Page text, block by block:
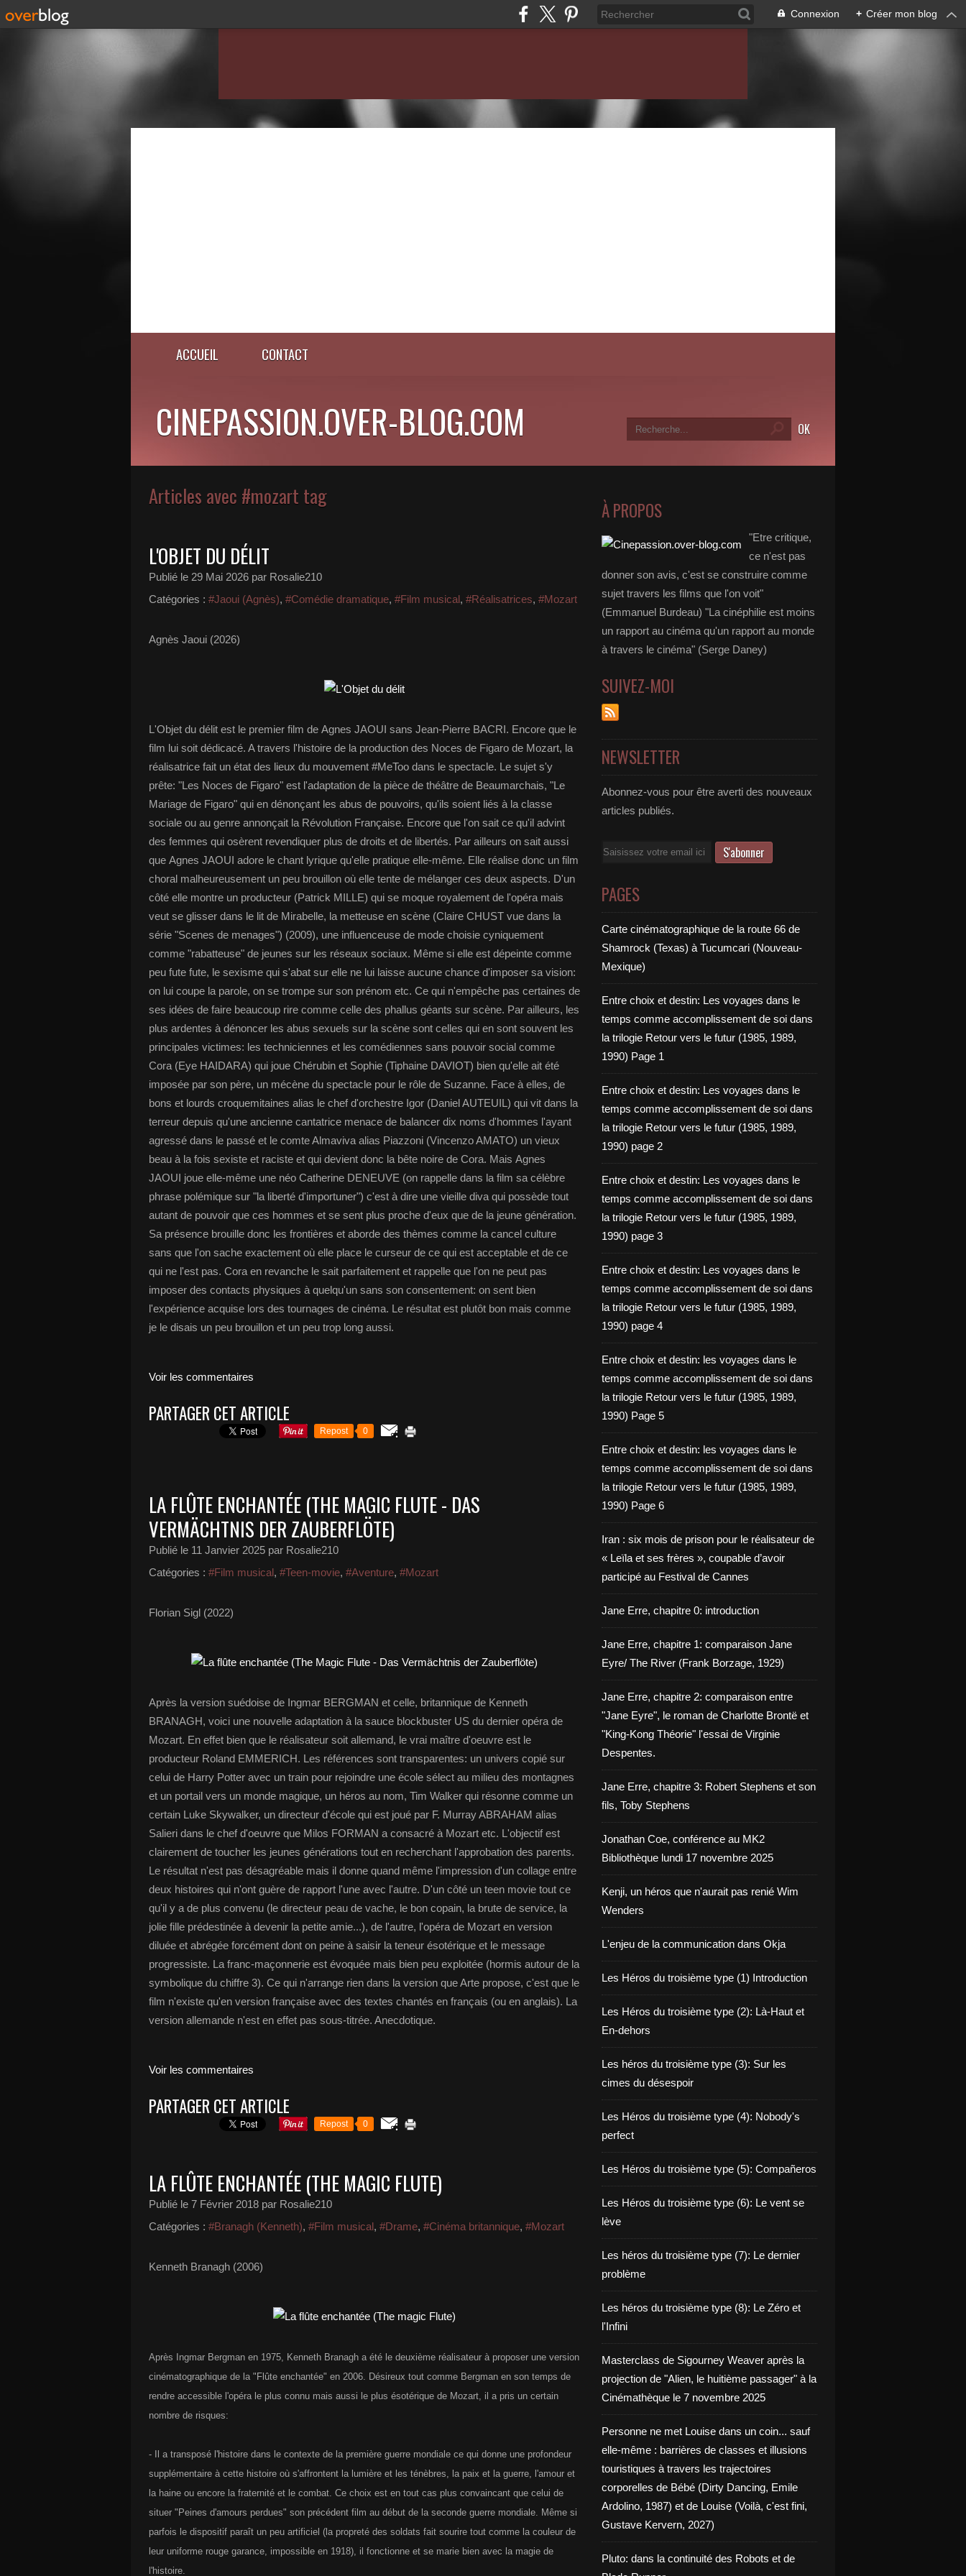
Connexion + Créer mon blog
ACCUEIL CONTACT
CINEPASSION.OVER-BLOG.COM
Articles avec #mozart tag
L'OBJET DU DÉLIT
Publié le 29 Mai 2026 par Rosalie210
Catégories : #Jaoui (Agnès), #Comédie dramatique, #Film musical, #Réalisatrices, #Mozart
Agnès Jaoui (2026)
L'Objet du délit est le premier film de Agnes JAOUI sans Jean-Pierre BACRI. Encore que le
film lui soit dédicacé. A travers l'histoire de la production des Noces de Figaro de Mozart, la
réalisatrice fait un état des lieux du mouvement #MeToo dans le spectacle. Le sujet s'y
prête: "Les Noces de Figaro" est l'adaptation de la pièce de théâtre de Beaumarchais, "Le
Mariage de Figaro" qui en dénonçant les abus de pouvoirs, qu'ils soient liés à la classe
sociale ou au genre annonçait la Révolution Française. Encore que l'on sait ce qu'il advint
des femmes qui osèrent revendiquer plus de droits et de libertés. Par ailleurs on sait aussi
que Agnes JAOUI adore le chant lyrique qu'elle pratique elle-même. Elle réalise donc un film
choral malheureusement un peu brouillon où elle tente de mélanger ces deux aspects. D'un
côté elle montre un producteur (Patrick MILLE) qui se moque royalement de l'opéra mais
veut se glisser dans le lit de Mirabelle, la metteuse en scène (Claire CHUST vue dans la
série "Scenes de menages") (2009), une influenceuse de mode choisie cyniquement
comme "rabatteuse" de jeunes sur les réseaux sociaux. Même si elle est dépeinte comme
peu fute fute, le sexisme qui s'abat sur elle ne lui laisse aucune chance d'imposer sa vision:
on lui coupe la parole, on se trompe sur son prénom etc. Ce qui n'empêche pas certaines de
ses idées de faire beaucoup rire comme celle des phallus géants sur scène. Par ailleurs, les
plus ardentes à dénoncer les abus sexuels sur la scène sont celles qui en sont souvent les
principales victimes: les techniciennes et les comédiennes sans pouvoir social comme
Cora (Eye HAIDARA) qui joue Chérubin et Sophie (Tiphaine DAVIOT) bien qu'elle ait été
imposée par son père, un mécène du spectacle pour le rôle de Suzanne. Face à elles, de
bons et lourds croquemitaines alias le chef d'orchestre Igor (Daniel AUTEUIL) qui vit dans la
terreur depuis qu'une ancienne cantatrice menace de balancer dix noms d'hommes l'ayant
agressé dans le passé et le comte Almaviva alias Piazzoni (Vincenzo AMATO) un vieux
beau à la fois sexiste et raciste et qui devient donc la bête noire de Cora. Mais Agnes
JAOUI joue elle-même une néo Catherine DENEUVE (on rappelle dans la film sa célèbre
phrase polémique sur "la liberté d'importuner") c'est à dire une vieille diva qui possède tout
autant de pouvoir que ces hommes et se sent plus proche d'eux que de la jeune génération.
Sa présence brouille donc les frontières et aborde des thèmes comme la cancel culture
sans que l'on sache exactement où elle place le curseur de ce qui est acceptable et de ce
qui ne l'est pas. Cora en revanche le sait parfaitement et rappelle que l'on ne peut pas
imposer des contacts physiques à quelqu'un sans son consentement: on sent bien
l'expérience acquise lors des tournages de cinéma. Le résultat est plutôt bon mais comme
je le disais un peu brouillon et un peu trop long aussi.
Voir les commentaires
PARTAGER CET ARTICLE
Repost 0
LA FLÛTE ENCHANTÉE (THE MAGIC FLUTE - DAS
VERMÄCHTNIS DER ZAUBERFLÖTE)
Publié le 11 Janvier 2025 par Rosalie210
Catégories : #Film musical, #Teen-movie, #Aventure, #Mozart
Florian Sigl (2022)
Après la version suédoise de Ingmar BERGMAN et celle, britannique de Kenneth
BRANAGH, voici une nouvelle adaptation à la sauce blockbuster US du dernier opéra de
Mozart. En effet bien que le réalisateur soit allemand, le vrai maître d'oeuvre est le
producteur Roland EMMERICH. Les références sont transparentes: un univers copié sur
celui de Harry Potter avec un train pour rejoindre une école sélect au milieu des montagnes
et un portail vers un monde magique, un héros au nom, Tim Walker qui résonne comme un
certain Luke Skywalker, un directeur d'école qui est joué par F. Murray ABRAHAM alias
Salieri dans le chef d'oeuvre que Milos FORMAN a consacré à Mozart etc. L'objectif est
clairement de toucher les jeunes générations tout en recherchant l'approbation des parents.
Le résultat n'est pas désagréable mais il donne quand même l'impression d'un collage entre
deux histoires qui n'ont guère de rapport l'une avec l'autre. D'un côté un teen movie tout ce
qu'il y a de plus convenu (le directeur peau de vache, le bon copain, la brute de service, la
jolie fille prédestinée à devenir la petite amie...), de l'autre, l'opéra de Mozart en version
diluée et abrégée forcément dont on peine à saisir la teneur ésotérique et le message
progressiste. La franc-maçonnerie est évoquée mais bien peu exploitée (hormis autour de la
symbolique du chiffre 3). Ce qui n'arrange rien dans la version que Arte propose, c'est que le
film n'existe qu'en version française avec des textes chantés en français (ou en anglais). La
version allemande n'est en effet pas sous-titrée. Anecdotique.
Voir les commentaires
PARTAGER CET ARTICLE
Repost 0
LA FLÛTE ENCHANTÉE (THE MAGIC FLUTE)
Publié le 7 Février 2018 par Rosalie210
Catégories : #Branagh (Kenneth), #Film musical, #Drame, #Cinéma britannique, #Mozart
Kenneth Branagh (2006)
Après Ingmar Bergman en 1975, Kenneth Branagh a été le deuxième réalisateur à proposer une version
cinématographique de la "Flûte enchantée" en 2006. Désireux tout comme Bergman en son temps de
rendre accessible l'opéra le plus connu mais aussi le plus ésotérique de Mozart, il a pris un certain
nombre de risques:
- Il a transposé l'histoire dans le contexte de la première guerre mondiale ce qui donne une profondeur
supplémentaire à cette histoire où s'affrontent la lumière et les ténèbres, la paix et la guerre, l'amour et
la haine ou encore la fraternité et le combat. Ce choix est en tout cas plus convaincant que celui de
situer "Peines d'amours perdues" son précédent film au début de la seconde guerre mondiale. Même si
parfois le dispositif paraît un peu artificiel (la propreté des soldats fait sourire tout comme la couleur de
leur uniforme rouge garance, impossible en 1918), il fonctionne et se marie bien avec la magie de
l'histoire.
À PROPOS
"Etre critique,
ce n'est pas
donner son avis, c'est se construire comme
sujet travers les films que l'on voit"
(Emmanuel Burdeau) "La cinéphilie est moins
un rapport au cinéma qu'un rapport au monde
à travers le cinéma" (Serge Daney)
SUIVEZ-MOI
NEWSLETTER
Abonnez-vous pour être averti des nouveaux
articles publiés.
Email
PAGES
Carte cinématographique de la route 66 de
Shamrock (Texas) à Tucumcari (Nouveau-
Mexique)
Entre choix et destin: Les voyages dans le
temps comme accomplissement de soi dans
la trilogie Retour vers le futur (1985, 1989,
1990) Page 1
Entre choix et destin: Les voyages dans le
temps comme accomplissement de soi dans
la trilogie Retour vers le futur (1985, 1989,
1990) page 2
Entre choix et destin: Les voyages dans le
temps comme accomplissement de soi dans
la trilogie Retour vers le futur (1985, 1989,
1990) page 3
Entre choix et destin: Les voyages dans le
temps comme accomplissement de soi dans
la trilogie Retour vers le futur (1985, 1989,
1990) page 4
Entre choix et destin: les voyages dans le
temps comme accomplissement de soi dans
la trilogie Retour vers le futur (1985, 1989,
1990) Page 5
Entre choix et destin: les voyages dans le
temps comme accomplissement de soi dans
la trilogie Retour vers le futur (1985, 1989,
1990) Page 6
Iran : six mois de prison pour le réalisateur de
« Leïla et ses frères », coupable d’avoir
participé au Festival de Cannes
Jane Erre, chapitre 0: introduction
Jane Erre, chapitre 1: comparaison Jane
Eyre/ The River (Frank Borzage, 1929)
Jane Erre, chapitre 2: comparaison entre
"Jane Eyre", le roman de Charlotte Brontë et
"King-Kong Théorie" l'essai de Virginie
Despentes.
Jane Erre, chapitre 3: Robert Stephens et son
fils, Toby Stephens
Jonathan Coe, conférence au MK2
Bibliothèque lundi 17 novembre 2025
Kenji, un héros que n'aurait pas renié Wim
Wenders
L'enjeu de la communication dans Okja
Les Héros du troisième type (1) Introduction
Les Héros du troisième type (2): Là-Haut et
En-dehors
Les héros du troisième type (3): Sur les
cimes du désespoir
Les Héros du troisième type (4): Nobody's
perfect
Les Héros du troisième type (5): Compañeros
Les Héros du troisième type (6): Le vent se
lève
Les héros du troisième type (7): Le dernier
problème
Les héros du troisième type (8): Le Zéro et
l'Infini
Masterclass de Sigourney Weaver après la
projection de "Alien, le huitième passager" à la
Cinémathèque le 7 novembre 2025
Personne ne met Louise dans un coin... sauf
elle-même : barrières de classes et illusions
touristiques à travers les trajectoires
corporelles de Bébé (Dirty Dancing, Emile
Ardolino, 1987) et de Louise (Voilà, c'est fini,
Gustave Kervern, 2027)
Pluto: dans la continuité des Robots et de